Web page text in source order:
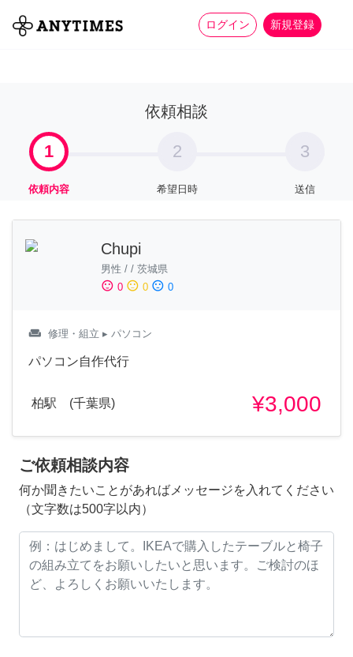
ログイン 新規登録
全て 家事 more_horiz
依頼相談
1
依頼内容
2
希望日時
3
送信
Chupi
男性 / / 茨城県
sentiment_satisfied 0 sentiment_neutral 0 sentiment_dissatisfied 0
weekend 修理・組立 ▸ パソコン
パソコン自作代行
柏駅 (千葉県) ¥3,000
ご依頼相談内容
何か聞きたいことがあればメッセージを入れてください
（文字数は500字以内）